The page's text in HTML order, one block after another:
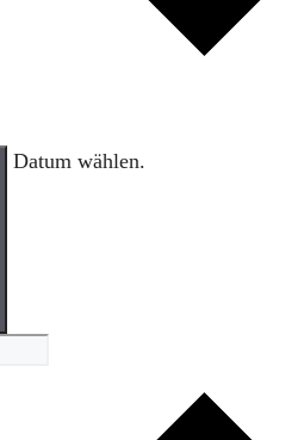
Datum wählen.